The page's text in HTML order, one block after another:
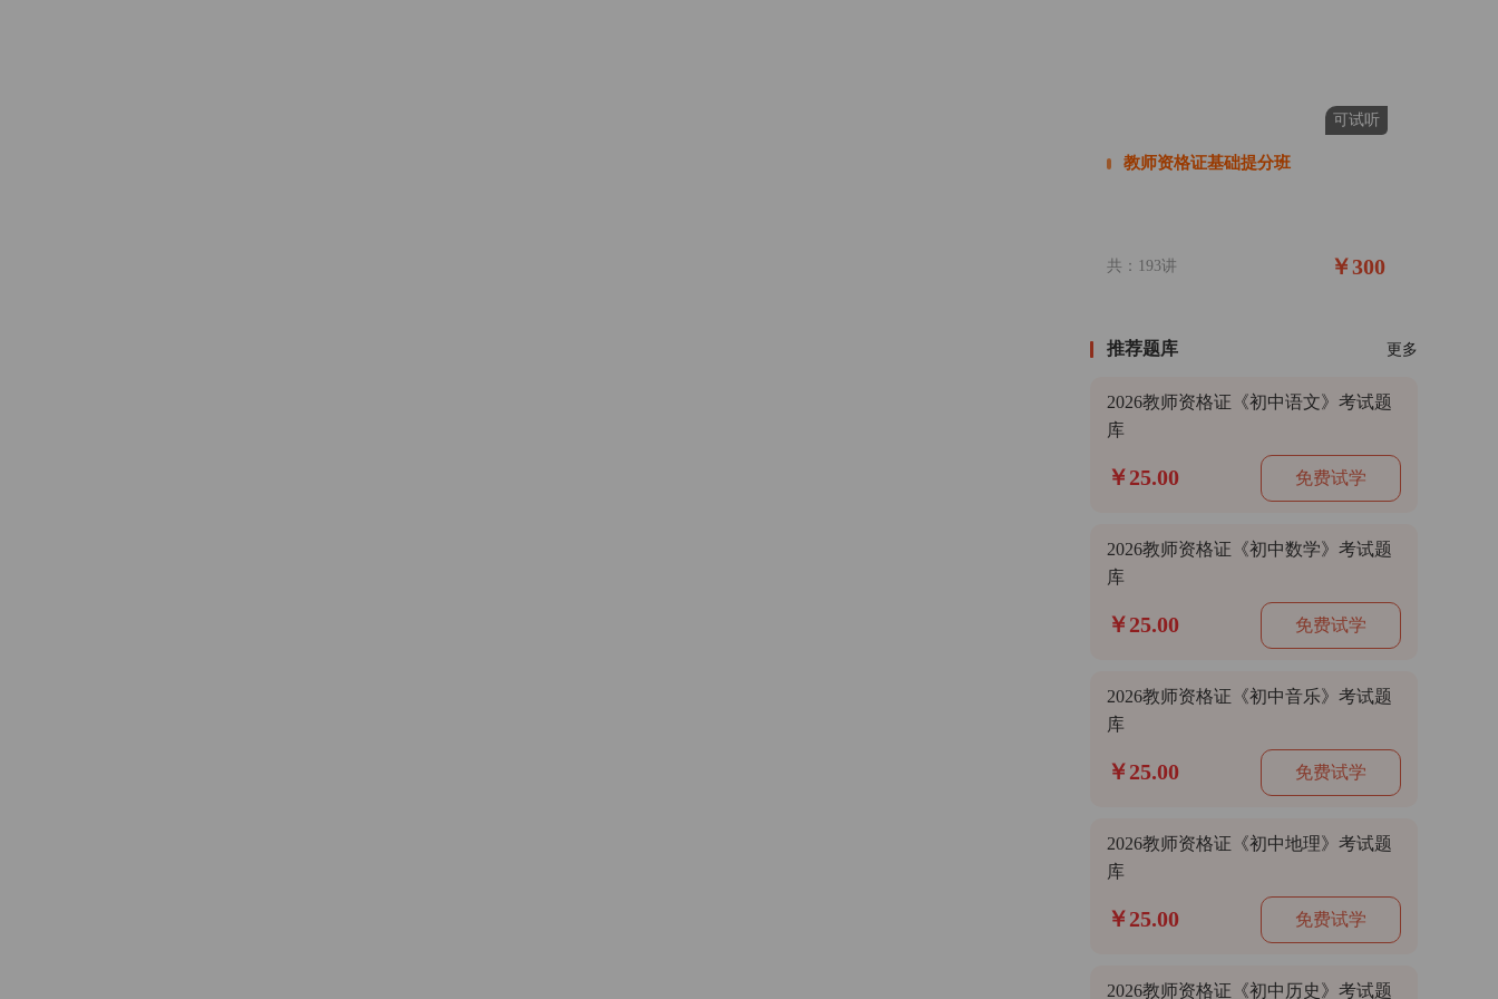
可试听
教师资格证基础提分班
共：193讲 ￥300
推荐题库 更多
2026教师资格证《初中语文》考试题
库
￥25.00 免费试学
2026教师资格证《初中数学》考试题
库
￥25.00 免费试学
2026教师资格证《初中音乐》考试题
库
￥25.00 免费试学
2026教师资格证《初中地理》考试题
库
￥25.00 免费试学
2026教师资格证《初中历史》考试题